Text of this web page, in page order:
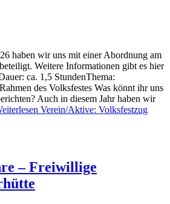
haben wir uns mit einer Abordnung am
Weitere Informationen gibt es hier
ca. 1,5 StundenThema:
des Volksfestes Was könnt ihr uns
Auch in diesem Jahr haben wir
Verein/Aktive: Volksfestzug
– Freiwillige